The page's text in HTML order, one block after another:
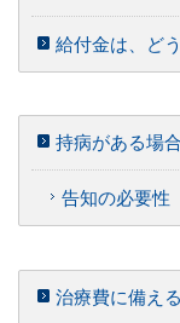
給付金は、ど
持病がある場
告知の必要性
治療費に備え